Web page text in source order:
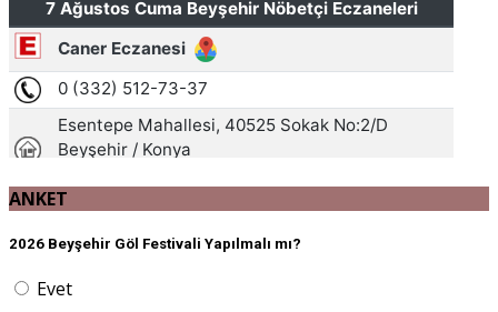
ANKET
2026 Beyşehir Göl Festivali Yapılmalı mı?
Evet